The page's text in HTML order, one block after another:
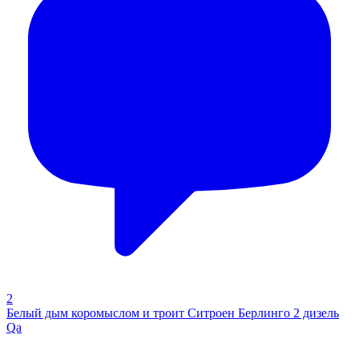
2
Белый дым коромыслом и троит Ситроен Берлинго 2 дизель
Qa